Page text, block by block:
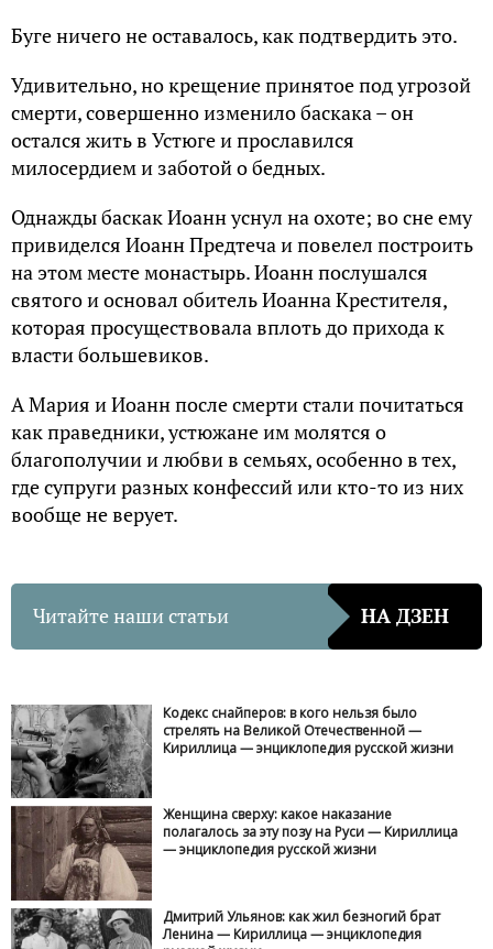
Буге ничего не оставалось, как подтвердить это.
Удивительно, но крещение принятое под угрозой
смерти, совершенно изменило баскака – он
остался жить в Устюге и прославился
милосердием и заботой о бедных.
Однажды баскак Иоанн уснул на охоте; во сне ему
привиделся Иоанн Предтеча и повелел построить
на этом месте монастырь. Иоанн послушался
святого и основал обитель Иоанна Крестителя,
которая просуществовала вплоть до прихода к
власти большевиков.
А Мария и Иоанн после смерти стали почитаться
как праведники, устюжане им молятся о
благополучии и любви в семьях, особенно в тех,
где супруги разных конфессий или кто-то из них
вообще не верует.
Читайте наши статьи НА ДЗЕН
Кодекс снайперов: в кого нельзя было
стрелять на Великой Отечественной —
Кириллица — энциклопедия русской жизни
Женщина сверху: какое наказание
полагалось за эту позу на Руси — Кириллица
— энциклопедия русской жизни
Дмитрий Ульянов: как жил безногий брат
Ленина — Кириллица — энциклопедия